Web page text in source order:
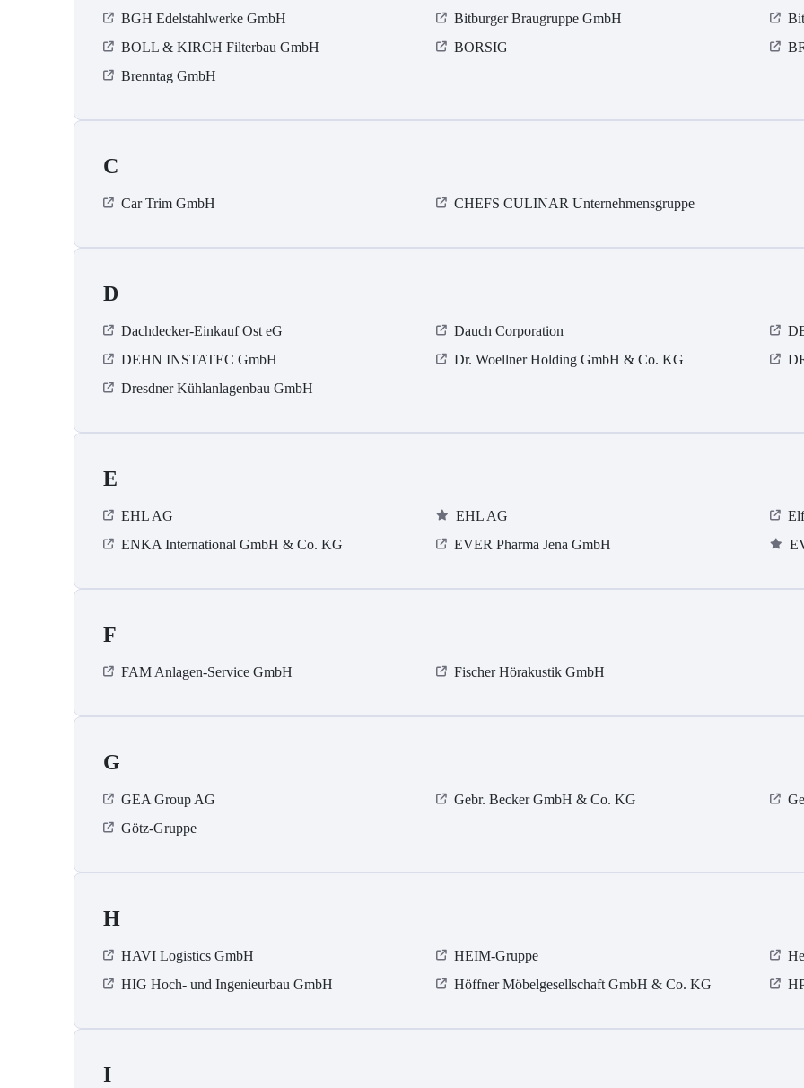
BGH Edelstahlwerke GmbH
Bitburger Braugruppe GmbH
BOLL & KIRCH Filterbau GmbH
BORSIG
Brenntag GmbH
C
Car Trim GmbH CHEFS CULINAR Unternehmensgruppe
D
Dachdecker-Einkauf Ost eG Dauch Corporation
DEHN INSTATEC GmbH
Dr. Woellner Holding GmbH & Co. KG
Dresdner Kühlanlagenbau GmbH
E
EHL AG EHL AG
ENKA International GmbH & Co. KG
EVER Pharma Jena GmbH
F
FAM Anlagen-Service GmbH Fischer Hörakustik GmbH
G
GEA Group AG Gebr. Becker GmbH & Co. KG
Götz-Gruppe
H
HAVI Logistics GmbH HEIM-Gruppe
HIG Hoch- und Ingenieurbau GmbH
Höffner Möbelgesellschaft GmbH & Co. KG
I